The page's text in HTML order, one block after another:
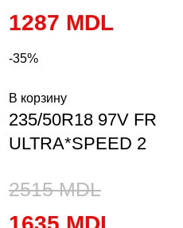
1287 MDL
-35%
В корзину
235/50R18 97V FR
ULTRA*SPEED 2
2515MDL